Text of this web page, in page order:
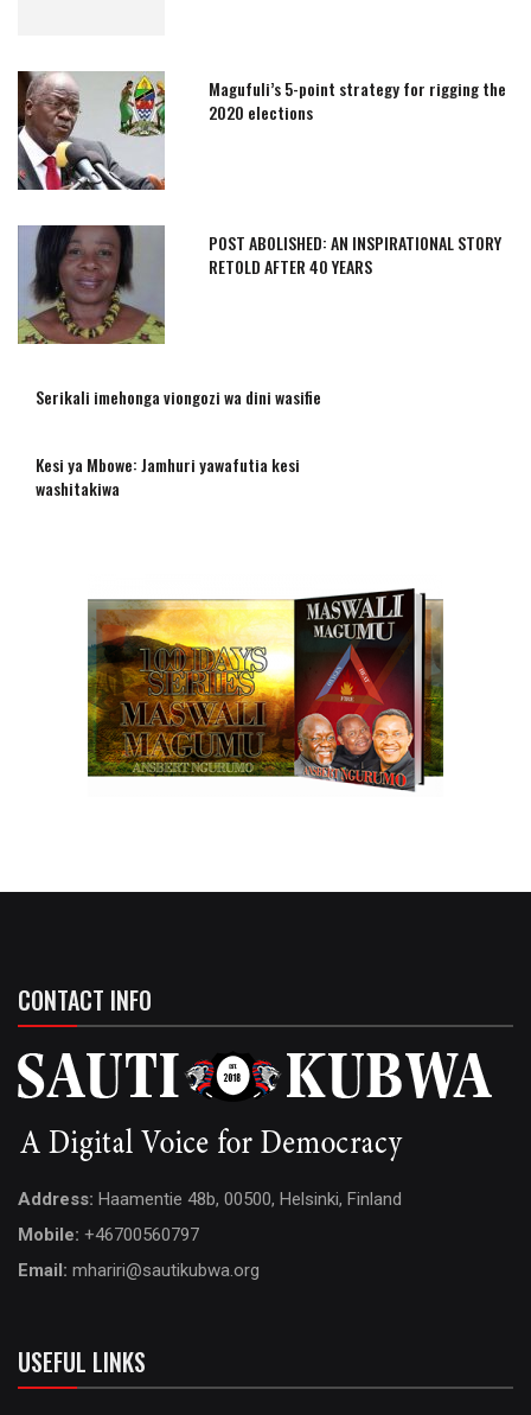
Magufuli’s 5-point strategy for rigging the
2020 elections
POST ABOLISHED: AN INSPIRATIONAL STORY
RETOLD AFTER 40 YEARS
Serikali imehonga viongozi wa dini wasifie
Kesi ya Mbowe: Jamhuri yawafutia kesi
washitakiwa
CONTACT INFO
Address: Haamentie 48b, 00500, Helsinki, Finland
Mobile: +46700560797
Email: mhariri@sautikubwa.org
USEFUL LINKS